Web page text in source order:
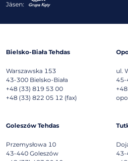
Jäsen:
Bielsko-Biała Tehdas
Warszawska 153
43-300 Bielsko-Biała
+48 (33) 819 53 00
+48 (33) 822 05 12 (fax)
ul.
45-
Goleszów Tehdas
Przemysłowa 10
43-440 Goleszów
43-